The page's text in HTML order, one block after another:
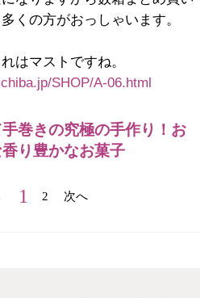
くの方がおっしゃいます。
はマストですね。
SHOP/A-06.html
巻きの究極の手作り！お
り豊かなお菓子
1 2 次へ